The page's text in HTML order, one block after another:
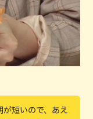
短いので、あえ